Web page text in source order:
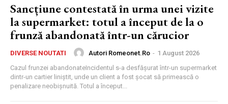
Sancțiune contestată în urma unei vizite
la supermarket: totul a început de la o
frunză abandonată într-un cărucior
DIVERSE NOUTATI Autori Romeonet.ro - 1 August 2026
Cazul frunzei abandonateIncidentul s-a desfășurat într-un supermarket
dintr-un cartier liniștit, unde un client a fost șocat să primească o
penalizare neobișnuită. Totul a început...